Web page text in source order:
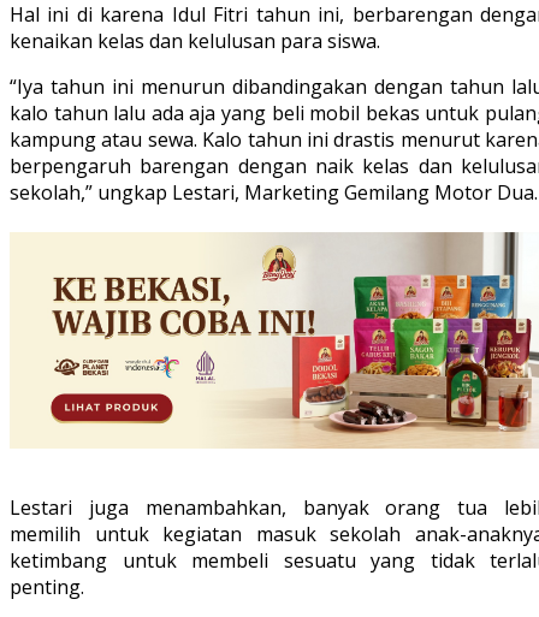
Hal ini di karena Idul Fitri tahun ini, berbarengan
kenaikan kelas dan kelulusan para siswa.
“Iya tahun ini menurun dibandingakan dengan tahun
kalo tahun lalu ada aja yang beli mobil bekas untuk
kampung atau sewa. Kalo tahun ini drastis menurut
berpengaruh barengan dengan naik kelas dan
sekolah,” ungkap Lestari, Marketing Gemilang Motor Dua.
Lestari juga menambahkan, banyak orang tua
memilih untuk kegiatan masuk sekolah anak-
ketimbang untuk membeli sesuatu yang tidak
penting.